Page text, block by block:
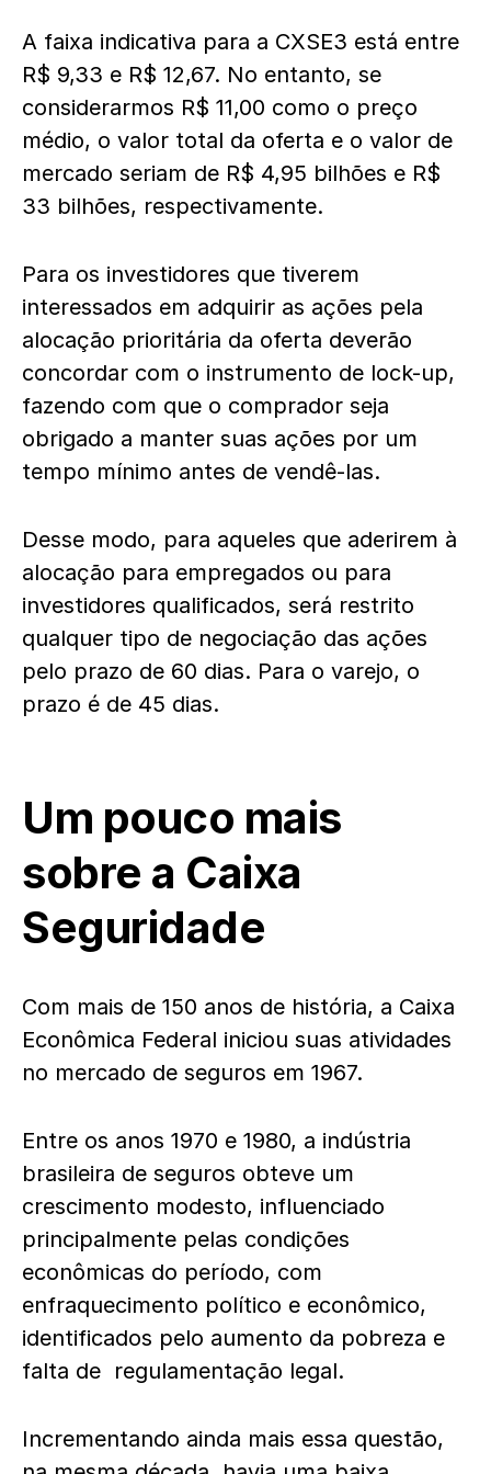
A faixa indicativa para a CXSE3 está entre
R$ 9,33 e R$ 12,67. No entanto, se
considerarmos R$ 11,00 como o preço
médio, o valor total da oferta e o valor de
mercado seriam de R$ 4,95 bilhões e R$
33 bilhões, respectivamente.
Para os investidores que tiverem
interessados em adquirir as ações pela
alocação prioritária da oferta deverão
concordar com o instrumento de lock-up,
fazendo com que o comprador seja
obrigado a manter suas ações por um
tempo mínimo antes de vendê-las.
Desse modo, para aqueles que aderirem à
alocação para empregados ou para
investidores qualificados, será restrito
qualquer tipo de negociação das ações
pelo prazo de 60 dias. Para o varejo, o
prazo é de 45 dias.
Um pouco mais
sobre a Caixa
Seguridade
Com mais de 150 anos de história, a Caixa
Econômica Federal iniciou suas atividades
no mercado de seguros em 1967.
Entre os anos 1970 e 1980, a indústria
brasileira de seguros obteve um
crescimento modesto, influenciado
principalmente pelas condições
econômicas do período, com
enfraquecimento político e econômico,
identificados pelo aumento da pobreza e
falta de regulamentação legal.
Incrementando ainda mais essa questão,